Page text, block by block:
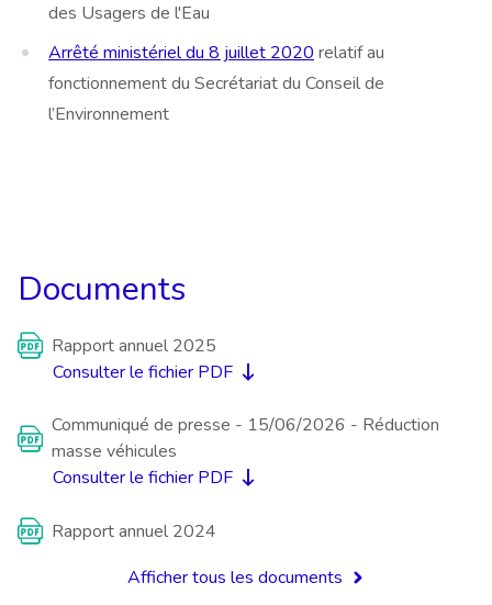
des Usagers de l'Eau
Arrêté ministériel du 8 juillet 2020 relatif au
fonctionnement du Secrétariat du Conseil de
l’Environnement
Documents
Rapport annuel 2025
Consulter le fichier PDF
Communiqué de presse - 15/06/2026 - Réduction
masse véhicules
Consulter le fichier PDF
Rapport annuel 2024
Afficher tous les documents